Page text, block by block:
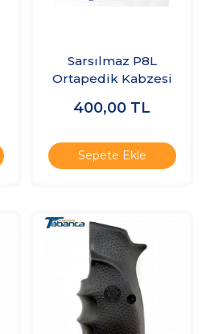
Sarsılmaz P8L
Ortapedik Kabzesi
400,00 TL
Sepete Ekle